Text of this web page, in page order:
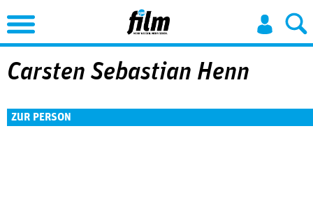
Jump to Navigation
Carsten Sebastian Henn
ZUR PERSON